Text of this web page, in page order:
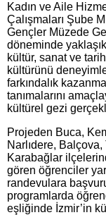
Kadın ve Aile
Çalışmaları Şube
Gençler Müzede
döneminde
kültür, sanat ve
kültürünü
farkındalık
tanımalarını
kültürel gezi
Projeden Buca,
Narlıdere,
Karabağlar
gören öğrenciler
randevulara
programlarda
eşliğinde İzmir’in